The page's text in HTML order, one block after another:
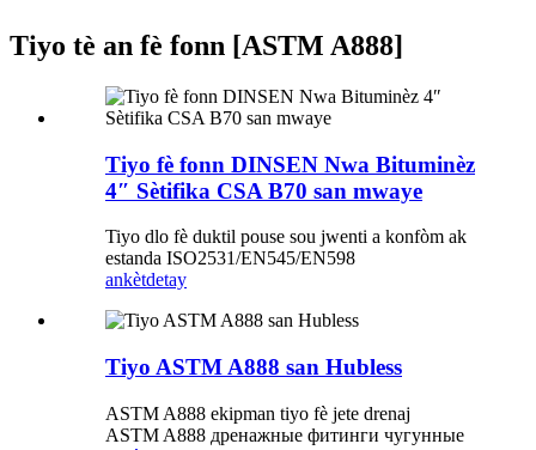
Tiyo tè an fè fonn [ASTM A888]
Tiyo fè fonn DINSEN Nwa Bituminèz
4″ Sètifika CSA B70 san mwaye
Tiyo dlo fè duktil pouse sou jwenti a konfòm ak
estanda ISO2531/EN545/EN598
ankètdetay
Tiyo ASTM A888 san Hubless
ASTM A888 ekipman tiyo fè jete drenaj
ASTM A888 дренажные фитинги чугунные